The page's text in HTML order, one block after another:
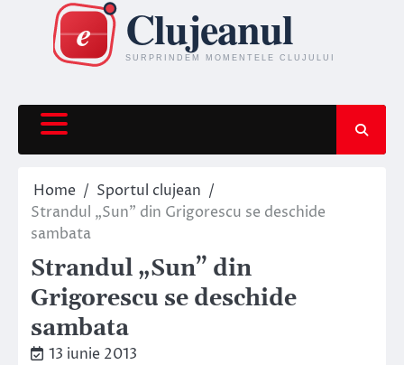
content
Home
Sportul clujean
Strandul „Sun” din Grigorescu se deschide
sambata
Strandul „Sun” din
Grigorescu se deschide
sambata
13 iunie 2013